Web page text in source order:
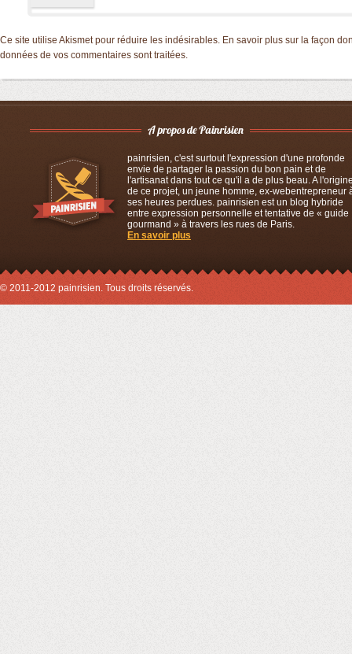
Ce site utilise Akismet pour réduire les indésirables. En savoir plus sur la façon
données de vos commentaires sont traitées.
painrisien, c'est surtout l'expression d'une profonde
envie de partager la passion du bon pain et de
l'artisanat dans tout ce qu'il a de plus beau. A
de ce projet, un jeune homme, ex-webentrepreneur
ses heures perdues. painrisien est un blog hybride
entre expression personnelle et tentative de « guide
gourmand » à travers les rues de Paris.
En savoir plus
© 2011-2012 painrisien. Tous droits réservés.